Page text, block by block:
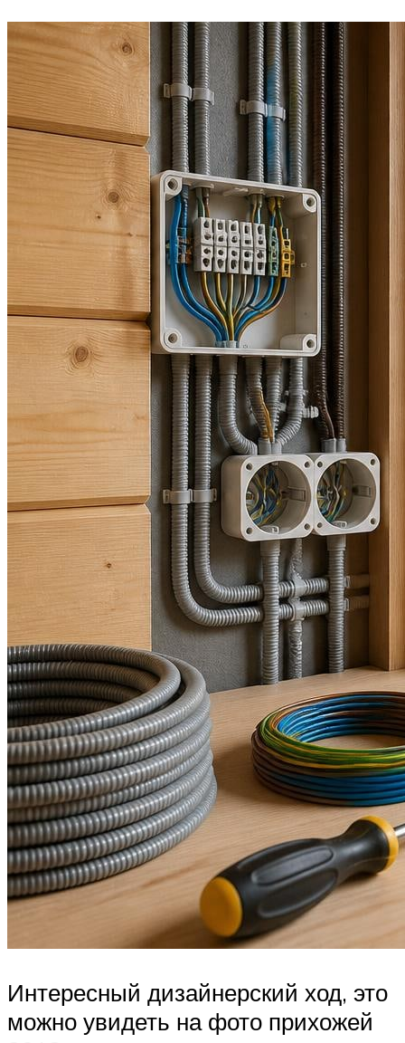
Интересный дизайнерский ход, это
можно увидеть на фото прихожей